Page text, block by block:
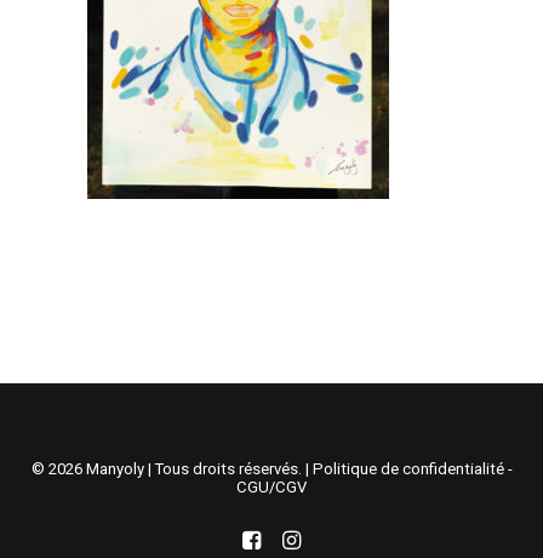
Recherche
Panier
© 2026 Manyoly | Tous droits réservés. | Politique de confidentialité -
CGU/CGV